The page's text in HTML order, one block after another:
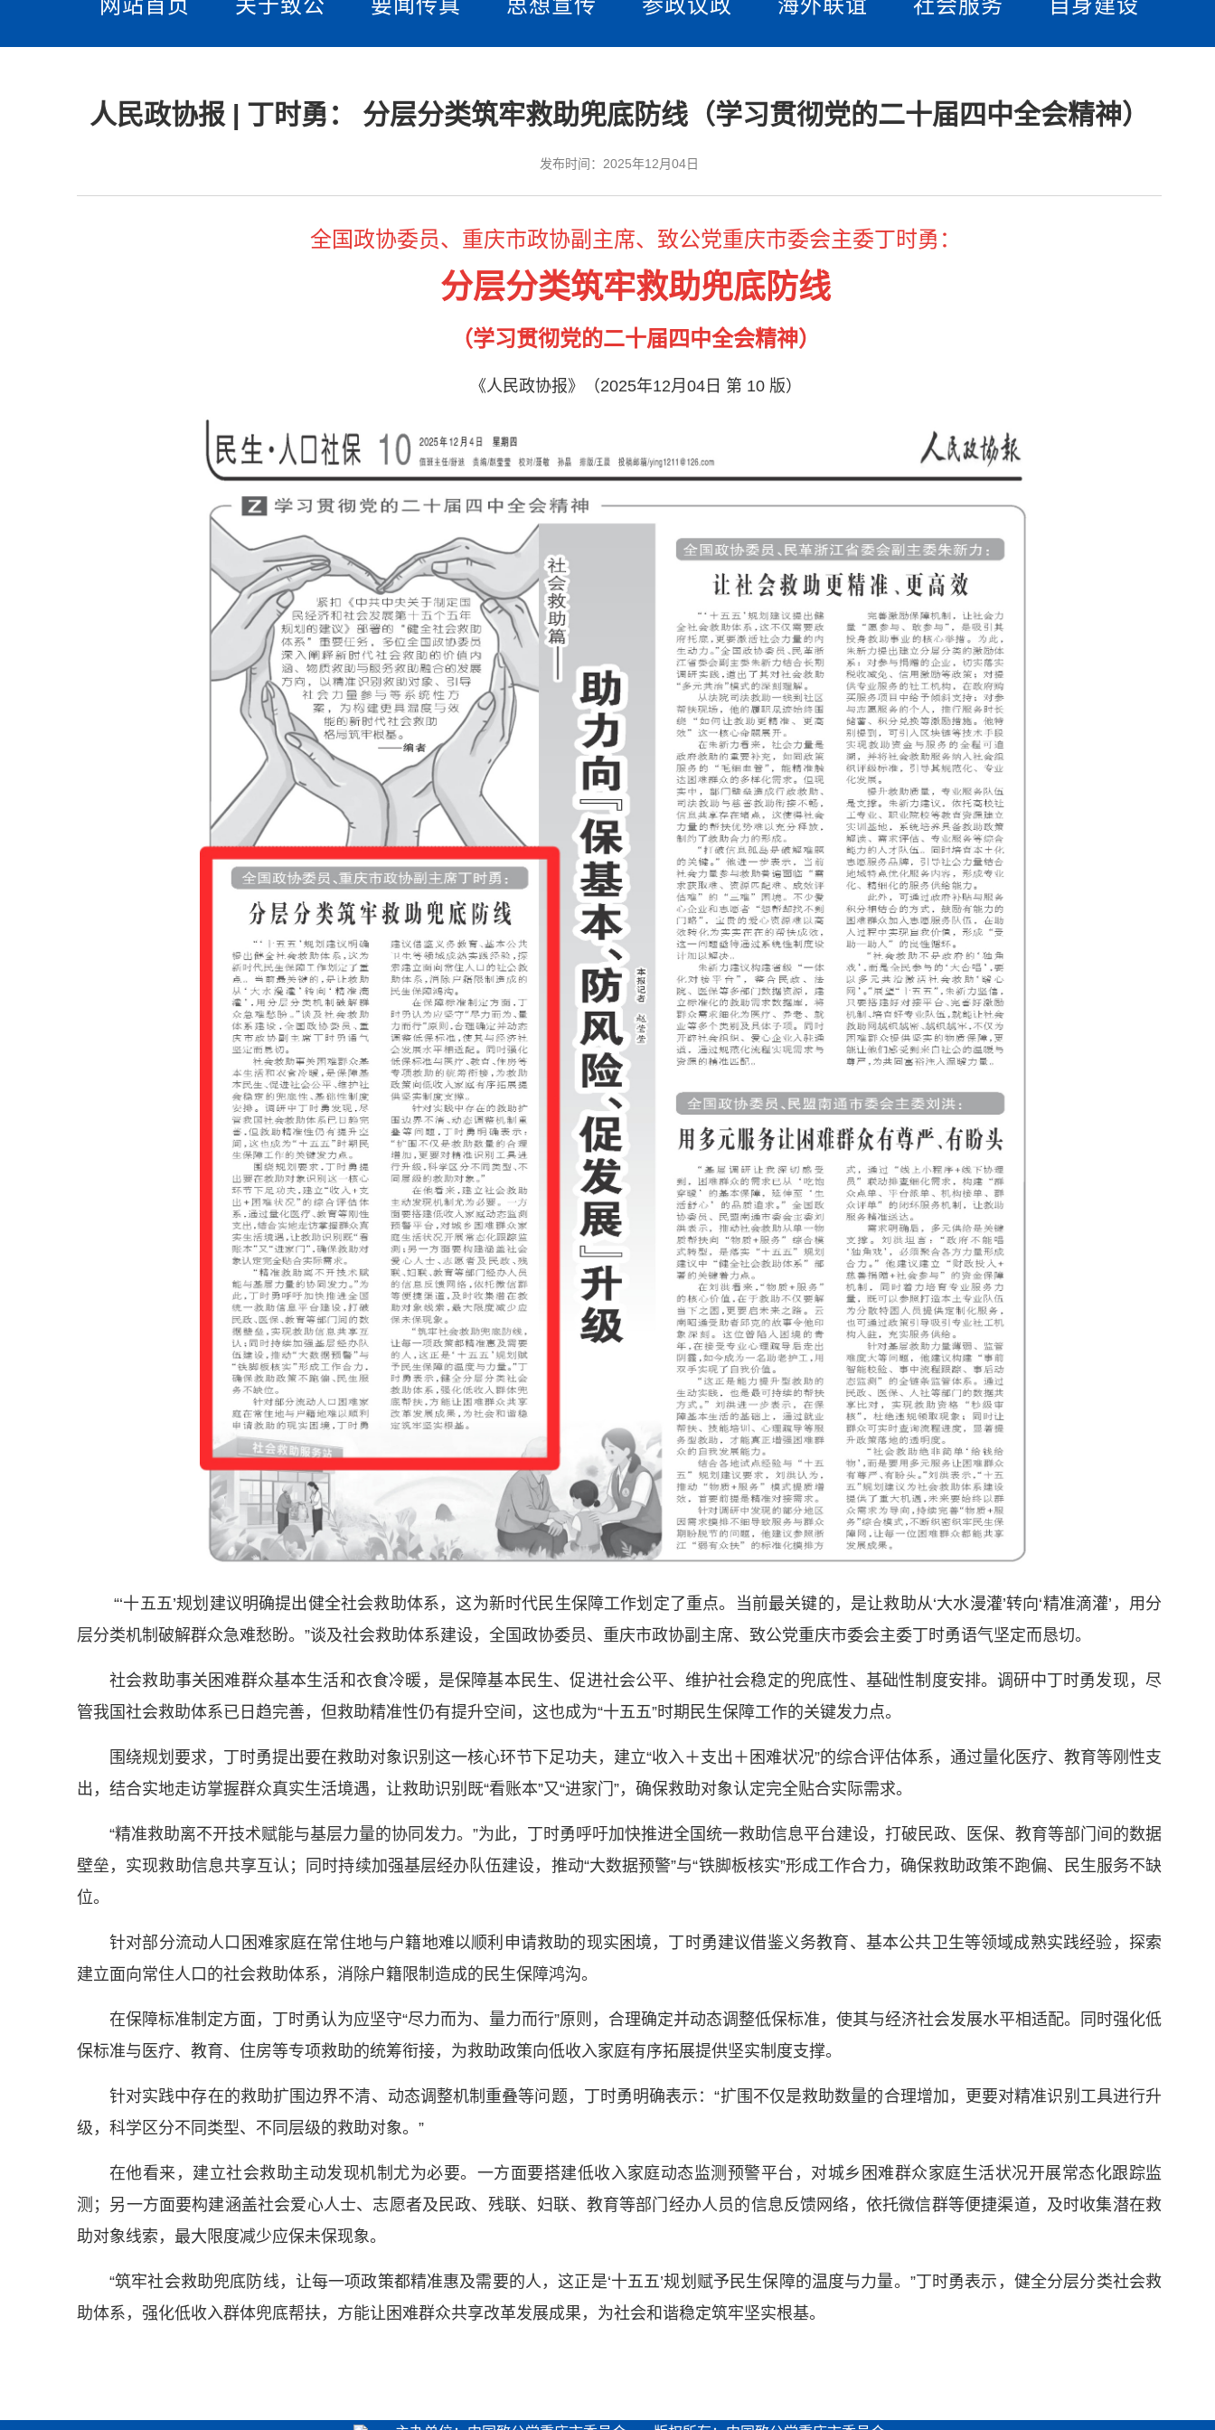
网站首页 关于致公 要闻传真 思想宣传 参政议政 海外联谊 社会服务 自身建设
人民政协报 | 丁时勇： 分层分类筑牢救助兜底防线（学习贯彻党的二十届四中全会精神）
发布时间：2025年12月04日
全国政协委员、重庆市政协副主席、致公党重庆市委会主委丁时勇：
分层分类筑牢救助兜底防线
（学习贯彻党的二十届四中全会精神）
《人民政协报》（2025年12月04日 第 10 版）
“‘十五五’规划建议明确提出健全社会救助体系，这为新时代民生保障工作划定了重点。当前最关键的，是让救助从‘大水漫灌’转向‘精准滴灌’，用分
层分类机制破解群众急难愁盼。”谈及社会救助体系建设，全国政协委员、重庆市政协副主席、致公党重庆市委会主委丁时勇语气坚定而恳切。
社会救助事关困难群众基本生活和衣食冷暖，是保障基本民生、促进社会公平、维护社会稳定的兜底性、基础性制度安排。调研中丁时勇发现，尽
管我国社会救助体系已日趋完善，但救助精准性仍有提升空间，这也成为“十五五”时期民生保障工作的关键发力点。
围绕规划要求，丁时勇提出要在救助对象识别这一核心环节下足功夫，建立“收入＋支出＋困难状况”的综合评估体系，通过量化医疗、教育等刚性支
出，结合实地走访掌握群众真实生活境遇，让救助识别既“看账本”又“进家门”，确保救助对象认定完全贴合实际需求。
“精准救助离不开技术赋能与基层力量的协同发力。”为此，丁时勇呼吁加快推进全国统一救助信息平台建设，打破民政、医保、教育等部门间的数据
壁垒，实现救助信息共享互认；同时持续加强基层经办队伍建设，推动“大数据预警”与“铁脚板核实”形成工作合力，确保救助政策不跑偏、民生服务不缺
位。
针对部分流动人口困难家庭在常住地与户籍地难以顺利申请救助的现实困境，丁时勇建议借鉴义务教育、基本公共卫生等领域成熟实践经验，探索
建立面向常住人口的社会救助体系，消除户籍限制造成的民生保障鸿沟。
在保障标准制定方面，丁时勇认为应坚守“尽力而为、量力而行”原则，合理确定并动态调整低保标准，使其与经济社会发展水平相适配。同时强化低
保标准与医疗、教育、住房等专项救助的统筹衔接，为救助政策向低收入家庭有序拓展提供坚实制度支撑。
针对实践中存在的救助扩围边界不清、动态调整机制重叠等问题，丁时勇明确表示：“扩围不仅是救助数量的合理增加，更要对精准识别工具进行升
级，科学区分不同类型、不同层级的救助对象。”
在他看来，建立社会救助主动发现机制尤为必要。一方面要搭建低收入家庭动态监测预警平台，对城乡困难群众家庭生活状况开展常态化跟踪监
测；另一方面要构建涵盖社会爱心人士、志愿者及民政、残联、妇联、教育等部门经办人员的信息反馈网络，依托微信群等便捷渠道，及时收集潜在救
助对象线索，最大限度减少应保未保现象。
“筑牢社会救助兜底防线，让每一项政策都精准惠及需要的人，这正是‘十五五’规划赋予民生保障的温度与力量。”丁时勇表示，健全分层分类社会救
助体系，强化低收入群体兜底帮扶，方能让困难群众共享改革发展成果，为社会和谐稳定筑牢坚实根基。